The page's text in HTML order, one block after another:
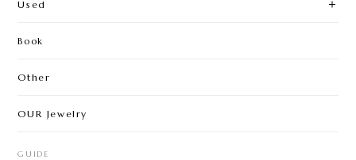
Used
Book
Other
OUR Jewelry
GUIDE